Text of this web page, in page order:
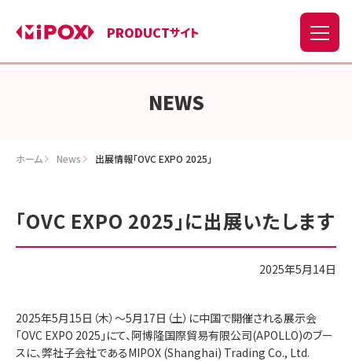
PRODUCTサイト
NEWS
ホーム News 出展情報「OVC EXPO 2025」
「OVC EXPO 2025」に出展いたします
2025年5月14日
2025年5月15日（木）～5月17日（土）に中国で開催される展示会
「OVC EXPO 2025 」にて、阿博隆国際貿易有限公司(APOLLO)のブー
スに、弊社子会社であるMIPOX (Shanghai) Trading Co., Ltd.